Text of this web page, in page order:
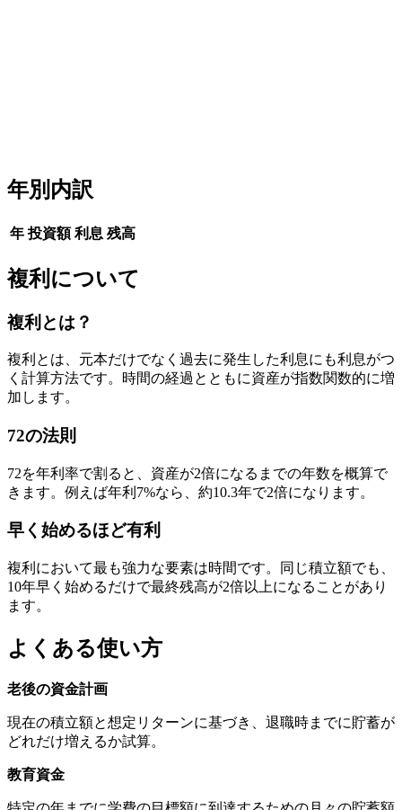
年別内訳
年 投資額 利息 残高
複利について
複利とは？
複利とは、元本だけでなく過去に発生した利息にも利息がつ
く計算方法です。時間の経過とともに資産が指数関数的に増
加します。
72の法則
72を年利率で割ると、資産が2倍になるまでの年数を概算で
きます。例えば年利7%なら、約10.3年で2倍になります。
早く始めるほど有利
複利において最も強力な要素は時間です。同じ積立額でも、
10年早く始めるだけで最終残高が2倍以上になることがあり
ます。
よくある使い方
老後の資金計画
現在の積立額と想定リターンに基づき、退職時までに貯蓄が
どれだけ増えるか試算。
教育資金